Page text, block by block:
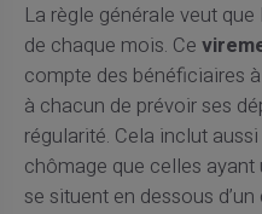
La règle générale veut
de chaque mois. Ce
compte des bénéficiaires
à chacun de prévoir ses
régularité. Cela inclut
chômage que celles
se situent en dessous